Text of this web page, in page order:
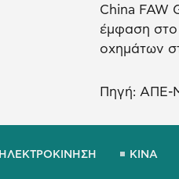
China FAW
έμφαση στο
οχημάτων
Πηγή: ΑΠΕ-
ΗΛΕΚΤΡΟΚΙΝΗΣΗ ΚΙΝΑ